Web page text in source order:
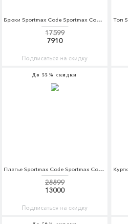
Брюки Sportmax Code Sportmax Code SP027EWTMH52
17599
7910
Подписаться на скидку
До 55% скидки
Платье Sportmax Code Sportmax Code SP027EWADSA3
28899
13000
Подписаться на скидку